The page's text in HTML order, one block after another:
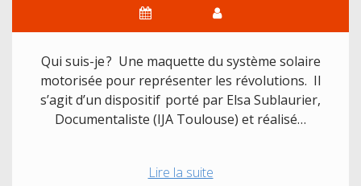
Qui suis-je ? Une maquette du système solaire
motorisée pour représenter les révolutions. Il
s’agit d’un dispositif porté par Elsa Sublaurier,
Documentaliste (IJA Toulouse) et réalisé…
Lire la suiteProjet